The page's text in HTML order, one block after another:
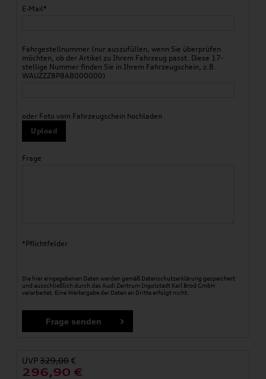
E-Mail*
Fahrgestellnummer (nur auszufüllen, wenn Sie überprüfen
möchten, ob der Artikel zu Ihrem Fahrzeug passt. Diese 17-
stellige Nummer finden Sie in Ihrem Fahrzeugschein, z.B.
WAUZZZ8P8AB000000)
oder Foto vom Fahrzeugschein hochladen
Upload
Frage
*Pflichtfelder
Die hier eingegebenen Daten werden gemäß Datenschutzerklärung gespeichert
und ausschließlich durch das Audi Zentrum Ingolstadt Karl Brod GmbH
verarbeitet. Eine Weitergabe der Daten an Dritte erfolgt nicht.
UVP329,00 €
296,90 €